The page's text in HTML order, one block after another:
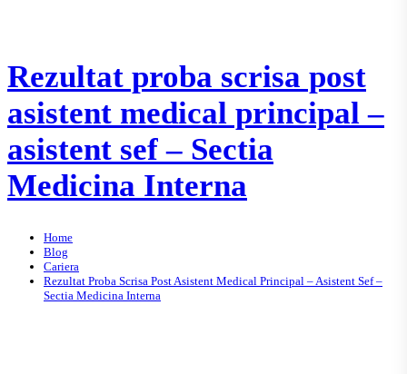
Rezultat proba scrisa post
asistent medical principal –
asistent sef – Sectia
Medicina Interna
Home
Blog
Cariera
Rezultat Proba Scrisa Post Asistent Medical Principal – Asistent Sef –
Sectia Medicina Interna